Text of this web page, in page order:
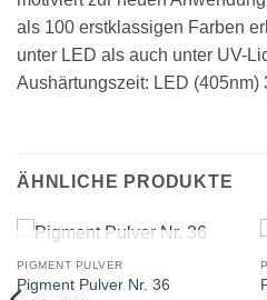
als 100 erstklassigen Farben
unter LED als auch unter UV-
Aushärtungszeit: LED (405nm)
ÄHNLICHE PRODUKTE
NICHT VORRÄTIG
PIGMENT PULVER
Pigment Pulver Nr. 36